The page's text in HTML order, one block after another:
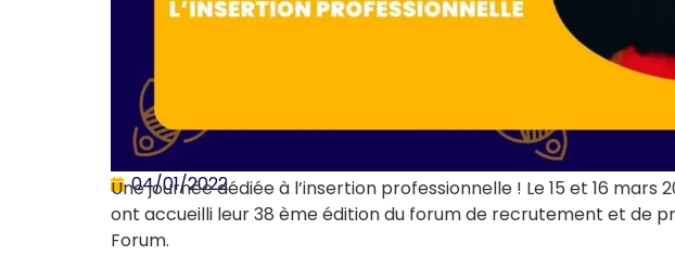
04/01/2022
Une journée dédiée à l’insertion professionnelle ! Le 15 et 16 mars
ont accueilli leur 38 ème édition du forum de recrutement et de
Forum.